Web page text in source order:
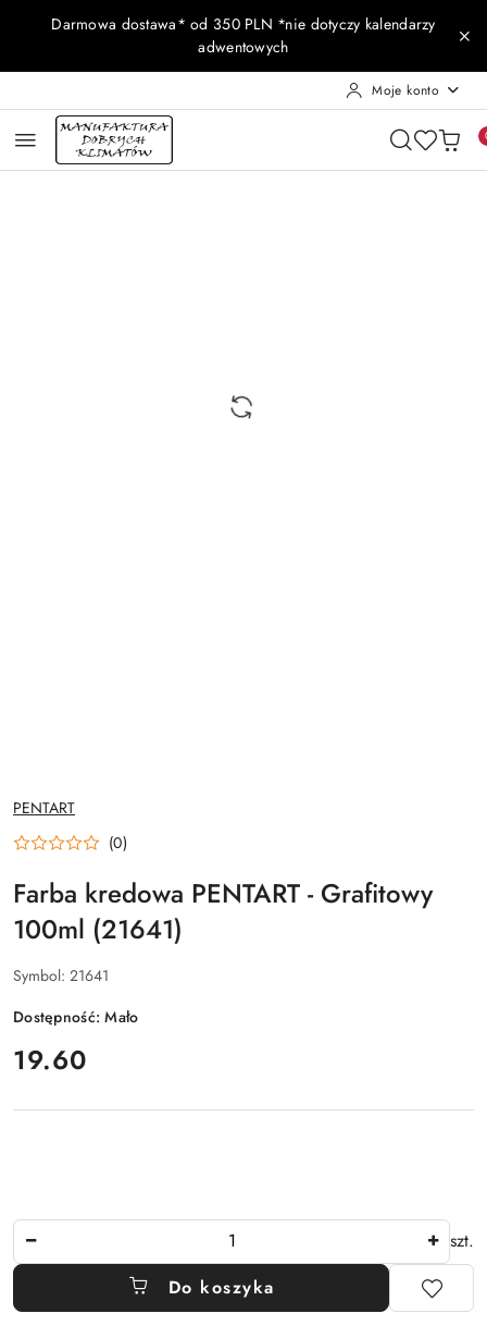
Przejdź do treści głównej
Przejdź do wyszukiwarki
Przejdź do moje konto
Przejdź do menu głównego
Przejdź do opisu produktu
Przejdź do stopki
Darmowa dostawa* od 350 PLN *nie dotyczy kalendarzy
adwentowych
Moje konto
NAZWA
PRODUCENTA:
PENTART
(0)
Farba kredowa PENTART - Grafitowy
100ml (21641)
Symbol: 21641
Dostępność:Mało
cena:
19.60
szt.
Do koszyka